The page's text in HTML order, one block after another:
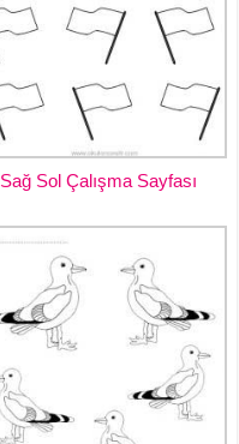
Sağ Sol Çalışma Sayfası